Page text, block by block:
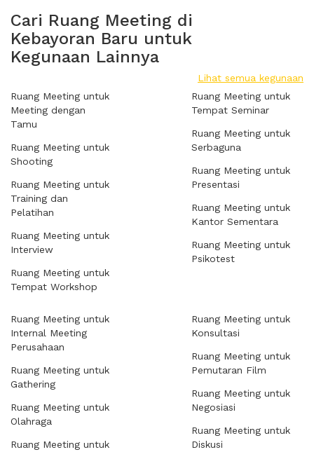
Cari Ruang Meeting di
Kebayoran Baru untuk
Kegunaan Lainnya
Lihat semua kegunaan
Ruang Meeting untuk
Meeting dengan
Tamu
Ruang Meeting untuk
Shooting
Ruang Meeting untuk
Training dan
Pelatihan
Ruang Meeting untuk
Interview
Ruang Meeting untuk
Tempat Workshop
Ruang Meeting untuk
Tempat Seminar
Ruang Meeting untuk
Serbaguna
Ruang Meeting untuk
Presentasi
Ruang Meeting untuk
Kantor Sementara
Ruang Meeting untuk
Psikotest
Ruang Meeting untuk
Internal Meeting
Perusahaan
Ruang Meeting untuk
Gathering
Ruang Meeting untuk
Olahraga
Ruang Meeting untuk
Ruang Meeting untuk
Konsultasi
Ruang Meeting untuk
Pemutaran Film
Ruang Meeting untuk
Negosiasi
Ruang Meeting untuk
Diskusi